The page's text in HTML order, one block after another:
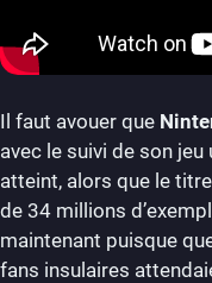
Il faut avouer que
avec le suivi de son
atteint, alors que le
de 34 millions
maintenant puisque
fans insulaires